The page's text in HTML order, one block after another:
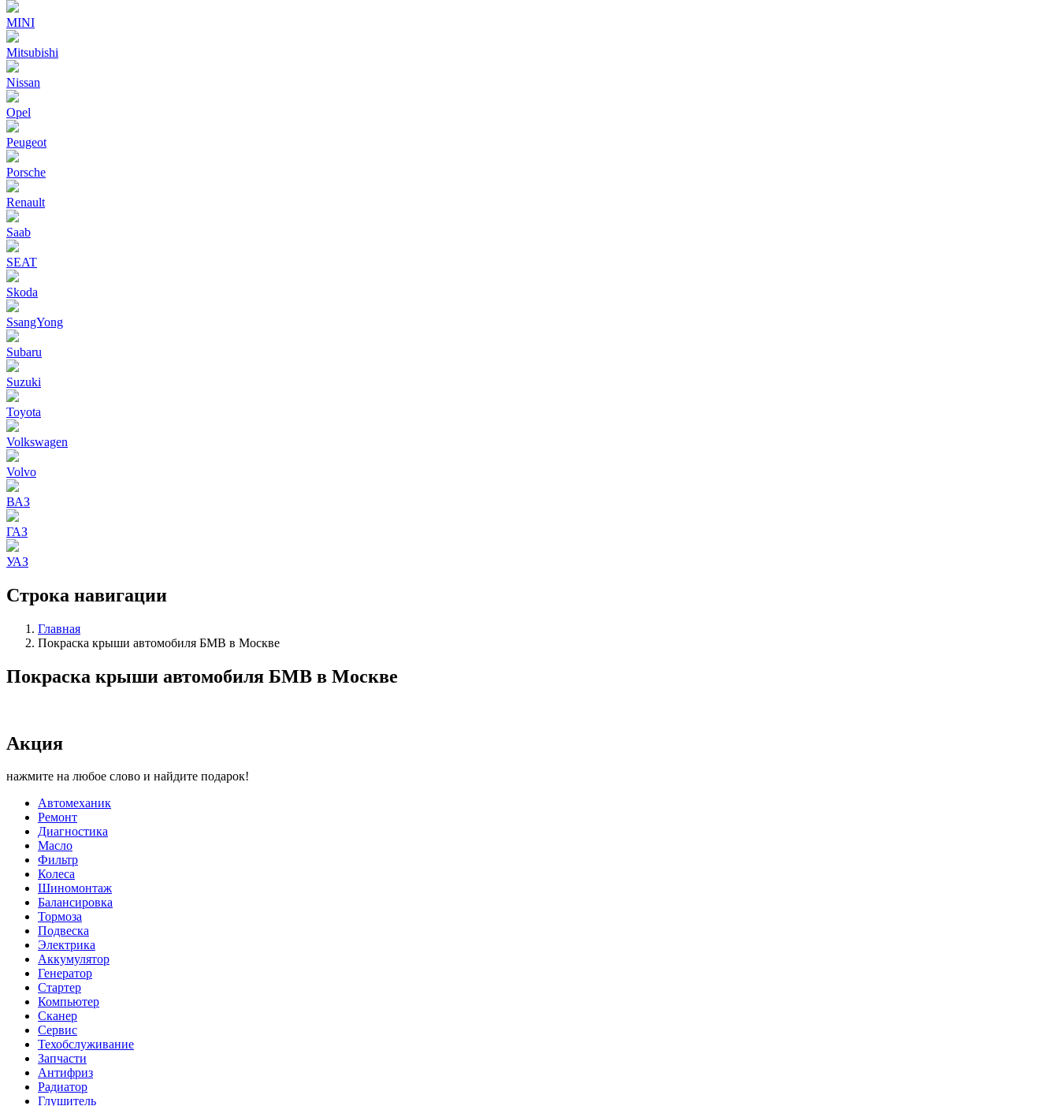
MINI
Mitsubishi
Nissan
Opel
Peugeot
Porsche
Renault
Saab
SEAT
Skoda
SsangYong
Subaru
Suzuki
Toyota
Volkswagen
Volvo
ВАЗ
ГАЗ
УАЗ
Строка навигации
Главная
Покраска крыши автомобиля БМВ в Москве
Покраска крыши автомобиля БМВ в Москве
Акция
нажмите на любое слово и найдите подарок!
Автомеханик
Ремонт
Диагностика
Масло
Фильтр
Колеса
Шиномонтаж
Балансировка
Тормоза
Подвеска
Электрика
Аккумулятор
Генератор
Стартер
Компьютер
Сканер
Сервис
Техобслуживание
Запчасти
Антифриз
Радиатор
Глушитель